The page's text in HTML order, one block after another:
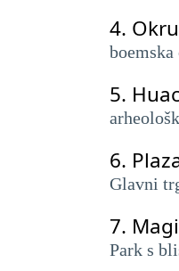
4.
5.
6.
Glavni
7.
Park s